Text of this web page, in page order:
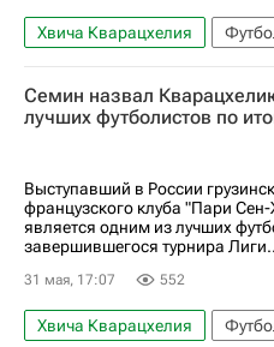
Хвича Кварацхелия
Пари Сен-Жермен (ПСЖ)
Лига чемпионов УЕФА 2026-
Семин назвал
лучших футболистов по
Выступавший в России
французского клуба "Пари
является одним из лучших
завершившегося турнира
31 мая, 17:07 552
Хвича Кварацхелия